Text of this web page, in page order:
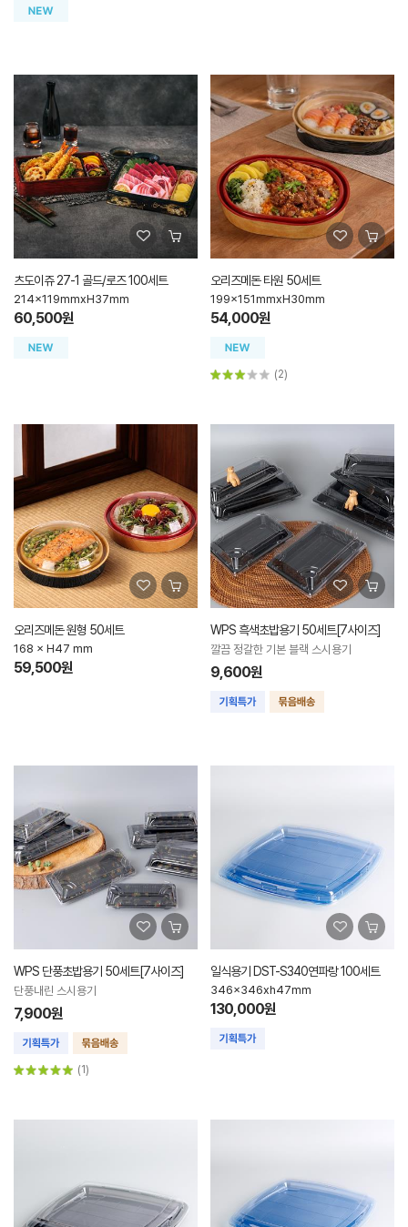
츠도이쥬 27-1 골드/로즈 100세트
214x119mmxH37mm
60,500원
오리즈메돈 타원 50세트
199x151mmxH30mm
54,000원
(2)
오리즈메돈 원형 50세트
168 × H47 mm
59,500원
WPS 흑색초밥용기 50세트[7사이즈]
깔끔 정갈한 기본 블랙 스시용기
9,600원
WPS 단풍초밥용기 50세트[7사이즈]
단풍내린 스시용기
7,900원
(1)
일식용기 DST-S340연파랑 100세트
346x346xh47mm
130,000원